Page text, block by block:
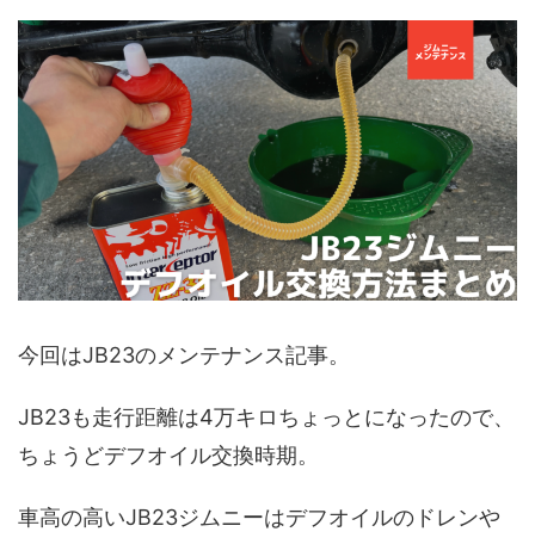
今回はJB23のメンテナンス記事。
JB23も走行距離は4万キロちょっとになったので、
ちょうどデフオイル交換時期。
車高の高いJB23ジムニーはデフオイルのドレンや